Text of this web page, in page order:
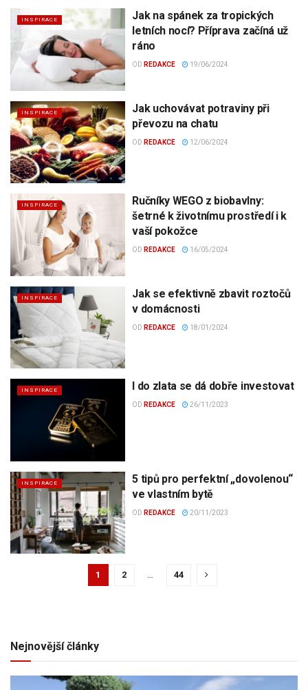
INSPIRACE
Jak na spánek za tropických
letních nocí? Příprava začíná už
ráno
OD REDAKCE 19/06/2024
INSPIRACE
Jak uchovávat potraviny při
převozu na chatu
OD REDAKCE 12/06/2024
INSPIRACE
Ručníky WEGO z biobavlny:
šetrné k životnímu prostředí i k
vaší pokožce
OD REDAKCE 16/05/2024
INSPIRACE
Jak se efektivně zbavit roztočů
v domácnosti
OD REDAKCE 18/01/2024
INSPIRACE I do zlata se dá dobře investovat
OD REDAKCE 26/11/2023
INSPIRACE
5 tipů pro perfektní „dovolenou“
ve vlastním bytě
OD REDAKCE 20/11/2023
1 2 … 44
Nejnovější články